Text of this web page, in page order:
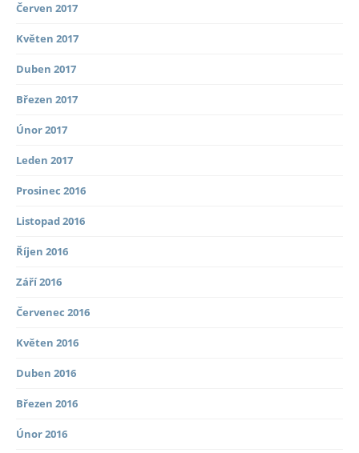
Červen 2017
Květen 2017
Duben 2017
Březen 2017
Únor 2017
Leden 2017
Prosinec 2016
Listopad 2016
Říjen 2016
Září 2016
Červenec 2016
Květen 2016
Duben 2016
Březen 2016
Únor 2016